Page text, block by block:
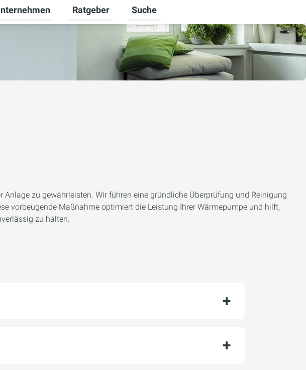
umschalten
für Karriere umschalten
Untermenü für Unternehmen umschalten
Ratgeber
Untermenü für Ratgeber umschalten
Suche
zu gewährleisten. Wir führen eine gründliche Überprüfung und Reinigung
vorbeugende Maßnahme optimiert die Leistung Ihrer Wärmepumpe und hilft,
zu halten.